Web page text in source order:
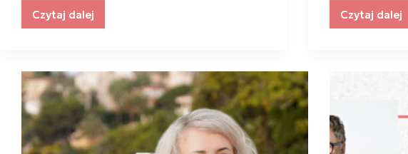
Czytaj dalej
Trendy
czyli
jak
pozyskać
świetnego
pracownika
Czytaj dalej
TikTok